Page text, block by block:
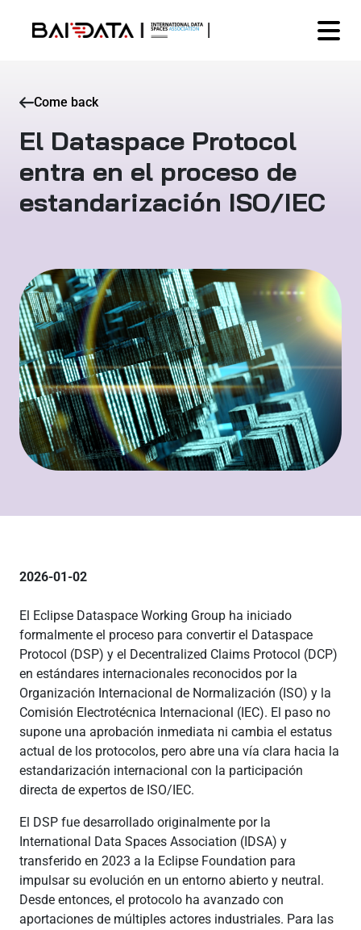
Come back
El Dataspace Protocol
entra en el proceso de
estandarización ISO/IEC
2026-01-02
El Eclipse Dataspace Working Group ha iniciado
formalmente el proceso para convertir el Dataspace
Protocol (DSP) y el Decentralized Claims Protocol (DCP)
en estándares internacionales reconocidos por la
Organización Internacional de Normalización (ISO) y la
Comisión Electrotécnica Internacional (IEC). El paso no
supone una aprobación inmediata ni cambia el estatus
actual de los protocolos, pero abre una vía clara hacia la
estandarización internacional con la participación
directa de expertos de ISO/IEC.
El DSP fue desarrollado originalmente por la
International Data Spaces Association (IDSA) y
transferido en 2023 a la Eclipse Foundation para
impulsar su evolución en un entorno abierto y neutral.
Desde entonces, el protocolo ha avanzado con
aportaciones de múltiples actores industriales. Para las